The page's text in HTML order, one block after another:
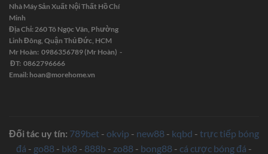
Nhà Máy Sản Xuất Nội Thất Hồ Chí
Minh
Địa Chỉ: 260 Tô Ngọc Vân, Phường
Linh Đông, Quận Thủ Đức, HCM
Mr Hoàn: 0986356789 (Mr Hoàn) -
ĐT: 0862796666
Email: hoan@morehome.vn
Đối tác uy tín: 789bet - okvip - new88 - kqbd - trực tiếp bóng
đá - go88 - bk8 - 888b - zo88 - bong88 - cá cược bóng đá -